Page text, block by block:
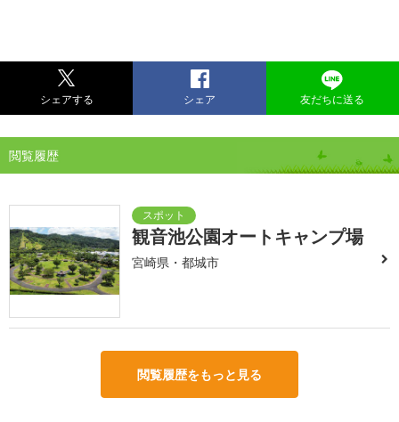
シェアする シェア 友だちに送る
閲覧履歴
観音池公園オートキャンプ場
宮崎県・都城市
閲覧履歴をもっと見る